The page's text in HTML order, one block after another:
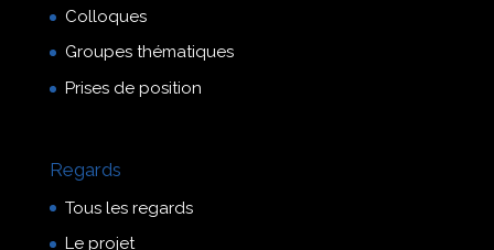
Colloques
Groupes thématiques
Prises de position
Regards
Tous les regards
Le projet